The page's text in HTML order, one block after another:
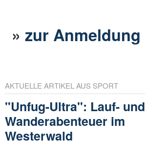
»zur Anmeldung
AKTUELLE ARTIKEL AUS SPORT
"Unfug-Ultra": Lauf- und
Wanderabenteuer im
Westerwald